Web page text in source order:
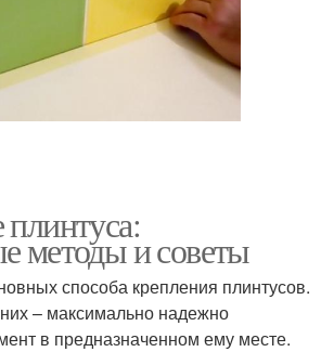
методы и советы
способа крепления плинтусов.
– максимально надежно
в предназначенном ему месте.